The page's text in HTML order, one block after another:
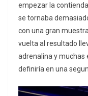
empezar la
se tornaba
con una gran
vuelta al resultado
adrenalina y muchas
definiría en una